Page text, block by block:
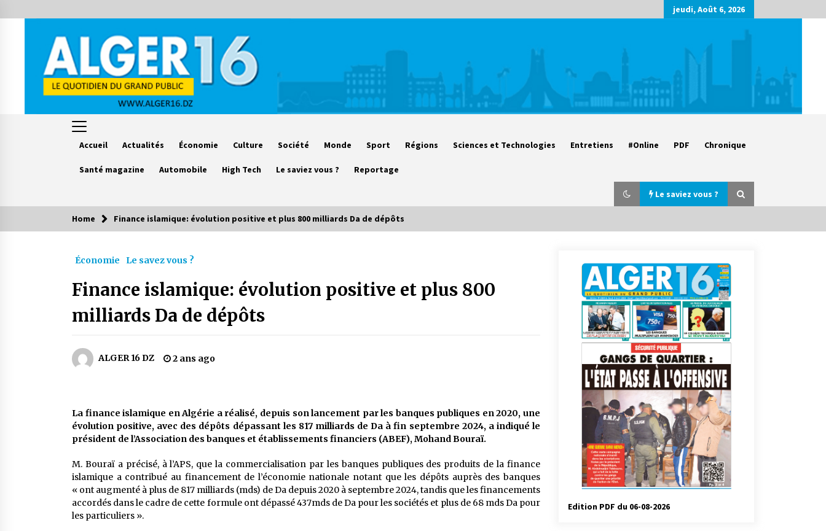
to
jeudi, Août 6, 2026
Accueil Actualités Économie Culture Société Monde Sport Régions Sciences et Technologies Entretiens #Online PDF Chronique
Santé magazine Automobile High Tech Le saviez vous ? Reportage
Le saviez vous ?
Le saviez vous ?
Accidents de la circulation : 11
22 heures ago 2 jours ago
Parking de la Promenade des
Sablettes : Mis en service de bornes
automatiques
3 jours ago
Carte Chiffa : Mise à jour au niveau
4 jours ago
Droit de change : Le CPA lance une
carte VISA dédiée aux voyages à
l’étranger
1 semaine ago
l’importation
1 semaine ago
vendredi
2 semaines ago
Droit à l’affiliation au régime
national de retraite : Coup d’envoi
d’une campagne de sensibilisation
au profit de la communauté
nationale à l’étranger
2 semaines ago
Lancement d’une campagne
2 semaines ago
Première voiture de course conçue
une compétition internationale
3 semaines ago
Université Alger 3 : Lancement d’un
master à cursus intégré à la licence
en communication en langue
amazighe
3 semaines ago
Home Finance islamique: évolution positive et plus 800 milliards Da de dépôts
Économie Le savez vous ?
Finance islamique: évolution positive et plus 800
milliards Da de dépôts
ALGER 16 DZ 2 ans ago
La finance islamique en Algérie a réalisé, depuis son lancement par les banques publiques en 2020, une
évolution positive, avec des dépôts dépassant les 817 milliards de Da à fin septembre 2024, a indiqué le
président de l’Association des banques et établissements financiers (ABEF), Mohand Bouraï.
M. Bouraï a précisé, à l’APS, que la commercialisation par les banques publiques des produits de la finance
islamique a contribué au financement de l’économie nationale notant que les dépôts auprès des banques
« ont augmenté à plus de 817 milliards (mds) de Da depuis 2020 à septembre 2024, tandis que les financements
accordés dans le cadre de cette formule ont dépassé 437mds de Da pour les sociétés et plus de 68 mds Da pour
les particuliers ».
Edition PDF du 06-08-2026